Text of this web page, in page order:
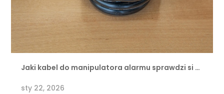
Jaki kabel do manipulatora alarmu sprawdzi si …
sty 22, 2026